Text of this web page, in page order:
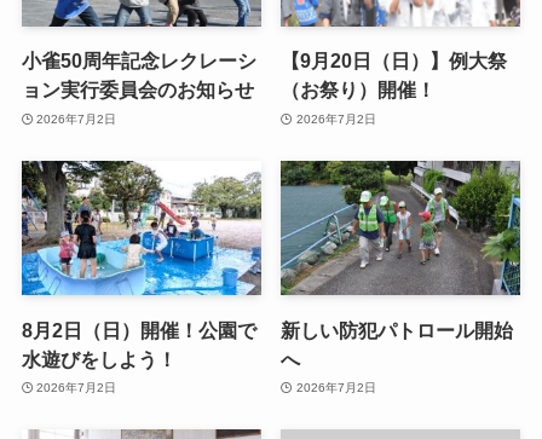
小雀50周年記念レクレーシ
ョン実行委員会のお知らせ
2026年7月2日
【9月20日（日）】例大祭
（お祭り）開催！
2026年7月2日
8月2日（日）開催！公園で
水遊びをしよう！
2026年7月2日
新しい防犯パトロール開始
へ
2026年7月2日